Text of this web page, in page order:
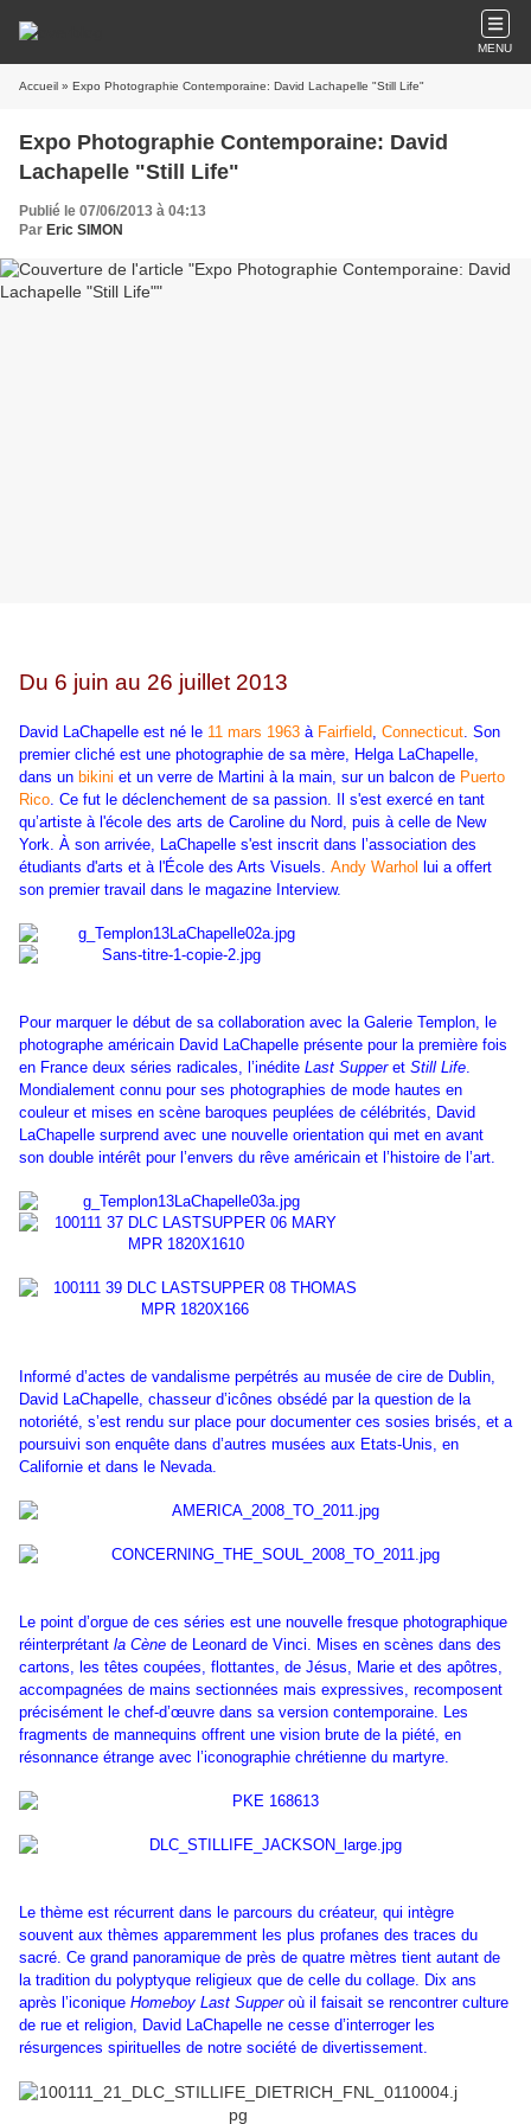
MENU
Accueil » Expo Photographie Contemporaine: David Lachapelle "Still Life"
Expo Photographie Contemporaine: David
Lachapelle "Still Life"
Publié le 07/06/2013 à 04:13
Par Eric SIMON
Du 6 juin au 26 juillet 2013
David LaChapelle est né le 11 mars 1963 à Fairfield, Connecticut. Son
premier cliché est une photographie de sa mère, Helga LaChapelle,
dans un bikini et un verre de Martini à la main, sur un balcon de Puerto
Rico. Ce fut le déclenchement de sa passion. Il s'est exercé en tant
qu’artiste à l'école des arts de Caroline du Nord, puis à celle de New
York. À son arrivée, LaChapelle s'est inscrit dans l’association des
étudiants d'arts et à l'École des Arts Visuels. Andy Warhol
lui a offert
son premier travail dans le magazine Interview.
Pour marquer le début de sa collaboration avec la Galerie Templon, le
photographe américain David LaChapelle présente pour la première fois
en France deux séries radicales, l’inédite Last Supperet Still Life.
Mondialement connu pour ses photographies de mode hautes en
couleur et mises en scène baroques peuplées de célébrités, David
LaChapelle surprend avec une nouvelle orientation qui met en avant
son double intérêt pour l’envers du rêve américain et l’histoire de l’art.
Informé d’actes de vandalisme perpétrés au musée de cire de Dublin,
David LaChapelle, chasseur d’icônes obsédé par la question de la
notoriété, s’est rendu sur place pour documenter ces sosies brisés, et a
poursuivi son enquête dans d’autres musées aux Etats-Unis, en
Californie et dans le Nevada.
Le point d’orgue de ces séries est une nouvelle fresque photographique
réinterprétant la Cène de Leonard de Vinci. Mises en scènes dans des
cartons, les têtes coupées, flottantes, de Jésus, Marie et des apôtres,
accompagnées de mains sectionnées mais expressives, recomposent
précisément le chef-d’œuvre dans sa version contemporaine. Les
fragments de mannequins offrent une vision brute de la piété, en
résonnance étrange avec l’iconographie chrétienne du martyre.
Le thème est récurrent dans le parcours du créateur, qui intègre
souvent aux thèmes apparemment les plus profanes des traces du
sacré. Ce grand panoramique de près de quatre mètres tient autant de
la tradition du polyptyque religieux que de celle du collage. Dix ans
après l’iconique Homeboy Last Supperoù il faisait se rencontrer culture
de rue et religion, David LaChapelle ne cesse d’interroger les
résurgences spirituelles de notre société de divertissement.